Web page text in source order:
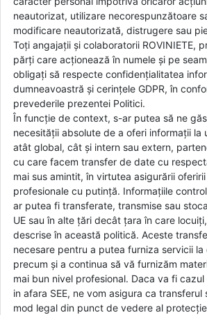
neautorizat, utilizare necorespunzătoare
modificare neautorizată, distrugere sau
Toți angajații și colaboratorii ROVINIETE,
părți care acționează în numele și pe
obligați să respecte confidențialitatea
dumneavoastră și cerințele GDPR, în
prevederile prezentei Politici.
În funcție de context, s-ar putea să ne
necesității absolute de a oferi informații la
atât global, cât și intern sau extern,
cu care facem transfer de date cu
mai sus amintit, în virtutea asigurării
profesionale cu putință. Informațiile
ar putea fi transferate, transmise sau
UE sau în alte țări decât țara în care
descrise în această politică. Aceste
necesare pentru a putea furniza servicii la
precum și a continua să vă furnizăm
mai bun nivel profesional. Daca va fi
in afara SEE, ne vom asigura ca
mod legal din punct de vedere al